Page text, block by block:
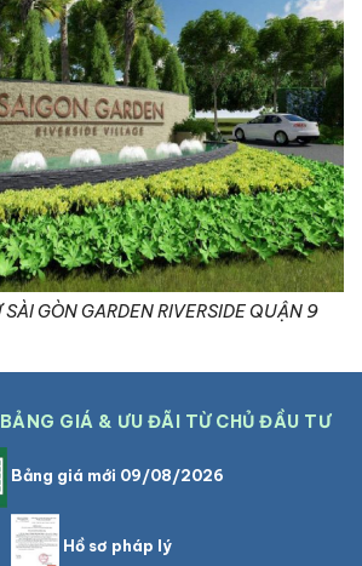
GÒN GARDEN RIVERSIDE QUẬN 9
GIÁ & ƯU ĐÃI TỪ CHỦ ĐẦU TƯ
Bảng giá mới 09/08/2026
Hồ sơ pháp lý